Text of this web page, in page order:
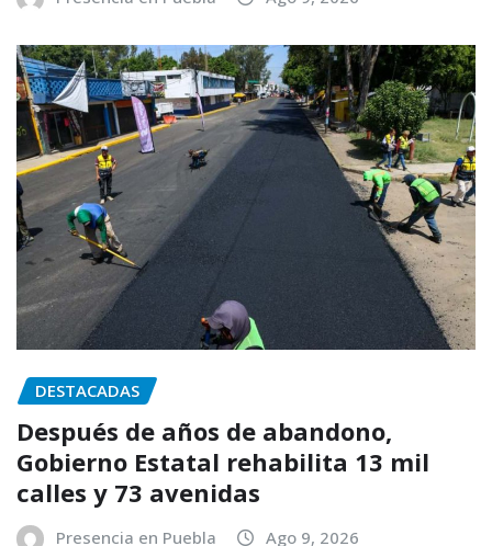
DESTACADAS
Después de años de abandono,
Gobierno Estatal rehabilita 13 mil
calles y 73 avenidas
Presencia en Puebla Ago 9, 2026